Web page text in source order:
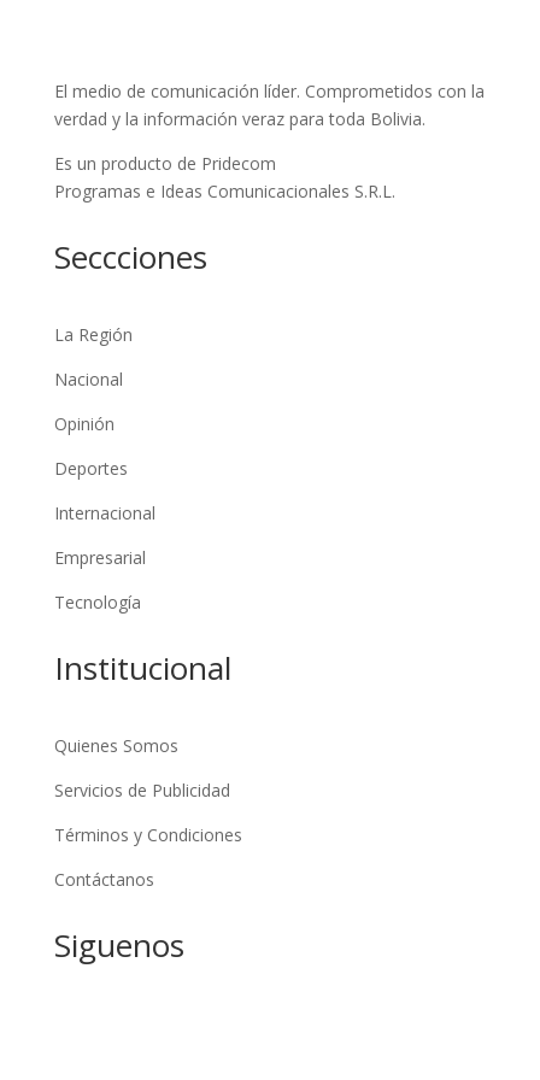
El medio de comunicación líder. Comprometidos con la
verdad y la información veraz para toda Bolivia.
Es un producto de Pridecom
Programas e Ideas Comunicacionales S.R.L.
Seccciones
La Región
Nacional
Opinión
Deportes
Internacional
Empresarial
Tecnología
Institucional
Quienes Somos
Servicios de Publicidad
Términos y Condiciones
Contáctanos
Siguenos